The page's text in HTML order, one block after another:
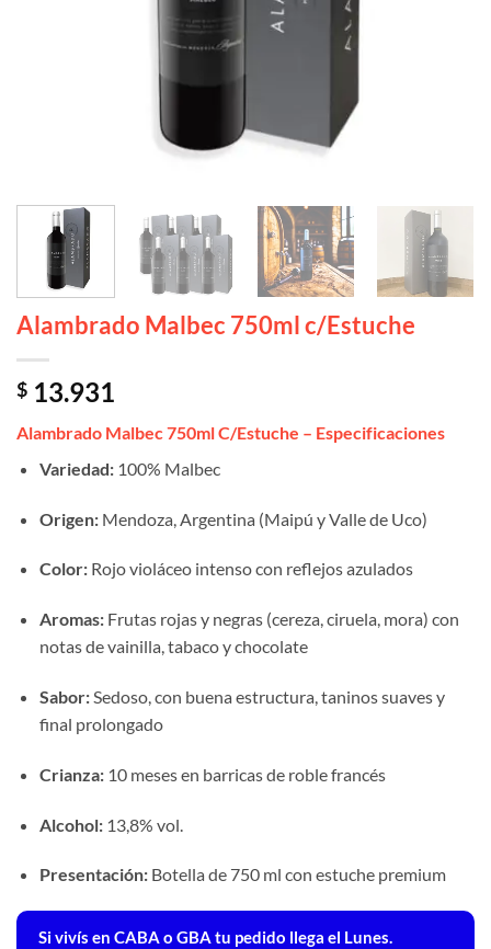
Alambrado Malbec 750ml c/Estuche
$ 13.931
Alambrado Malbec 750ml C/Estuche – Especificaciones
Variedad:100% Malbec
Origen:Mendoza, Argentina (Maipú y Valle de Uco)
Color:Rojo violáceo intenso con reflejos azulados
Aromas:Frutas rojas y negras (cereza, ciruela, mora) con
notas de vainilla, tabaco y chocolate
Sabor:Sedoso, con buena estructura, taninos suaves y
final prolongado
Crianza:10 meses en barricas de roble francés
Alcohol:13,8% vol.
Presentación:Botella de 750 ml con estuche premium
Si vivís en CABA o GBA tu pedido llega el Lunes.